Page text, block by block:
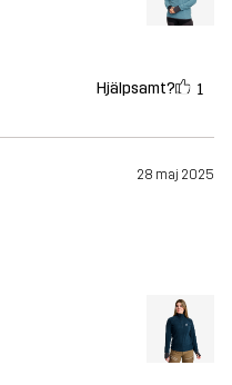
Hjälpsamt? 1
28 maj 2025